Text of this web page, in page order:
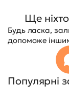
Ще
Будь ласка,
допоможе
Популярні